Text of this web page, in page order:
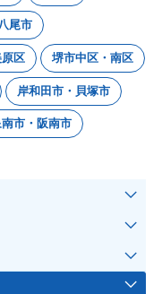
八尾市
区 堺市中区・南区
岸和田市・貝塚市
市・阪南市